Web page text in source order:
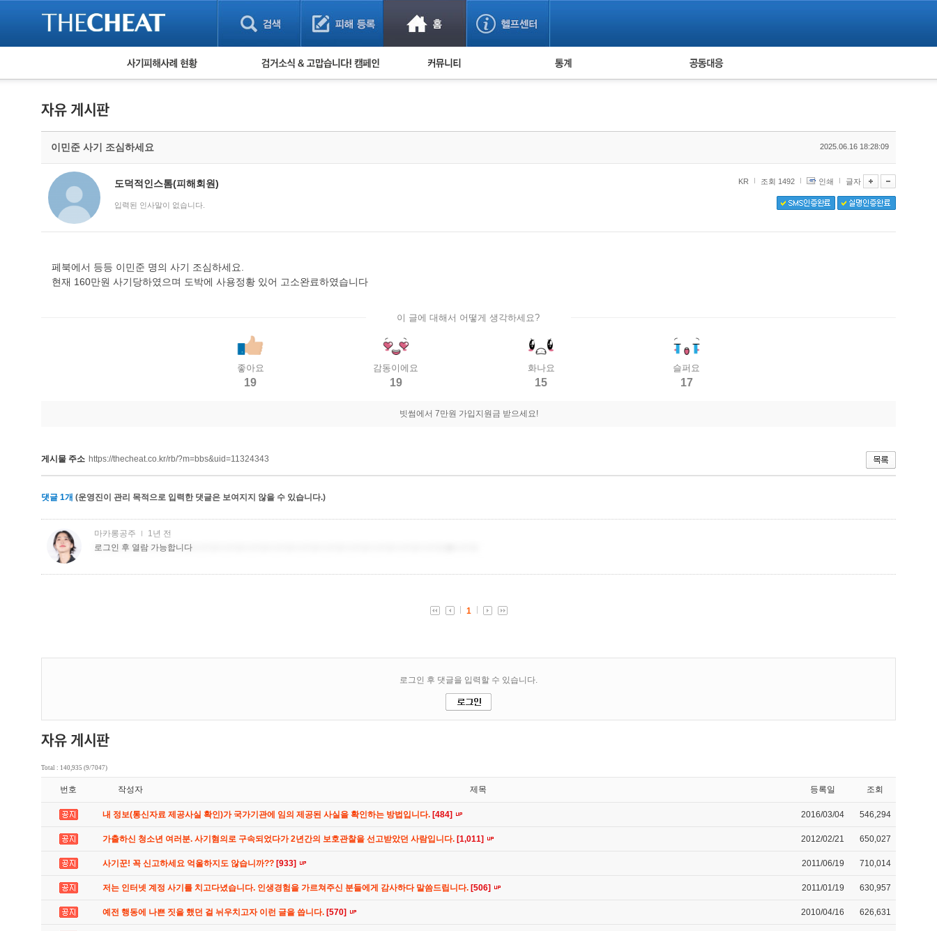
피해사례 현황
보이스피싱 피해사례
유해사이트 목록
비공개 피해사례
워킹홀리데이 피해사례
검거 소식 사기 예방했어요! 누적 피해사례 통계 피해자 공동대응
이민준 사기 조심하세요 2025.06.16 18:28:09
도덕적인스톰(피해회원)
입력된 인사말이 없습니다.
KR 조회 1492 인쇄 글자
페북에서 등등 이민준 명의 사기 조심하세요.
현재 160만원 사기당하였으며 도박에 사용정황 있어 고소완료하였습니다
이 글에 대해서 어떻게 생각하세요?
좋아요
19
감동이에요
19
화나요
15
슬퍼요
17
빗썸에서 7만원 가입지원금 받으세요!
게시물 주소 https://thecheat.co.kr/rb/?m=bbs&uid=11324343
댓글 1개 (운영진이 관리 목적으로 입력한 댓글은 보여지지 않을 수 있습니다.)
Total : 140,935 (9/7047)
번호 작성자 제목 등록일 조회
내 정보(통신자료 제공사실 확인)가 국가기관에 임의 제공된 사실을 확인하는 방법입니다. [484] 2016/03/04 546,294
가출하신 청소년 여러분. 사기혐의로 구속되었다가 2년간의 보호관찰을 선고받았던 사람입니다. [1,011] 2012/02/21 650,027
사기꾼! 꼭 신고하세요 억울하지도 않습니까?? [933] 2011/06/19 710,014
저는 인터넷 계정 사기를 치고다녔습니다. 인생경험을 가르쳐주신 분들에게 감사하다 말씀드립니다. [506] 2011/01/19 630,957
예전 행동에 나쁜 짓을 했던 걸 뉘우치고자 이런 글을 씁니다. [570] 2010/04/16 626,631